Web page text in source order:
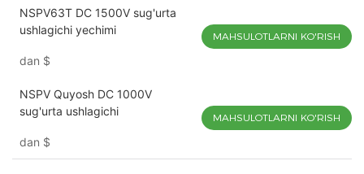
NSPV63T DC 1500V sug'urta
ushlagichi yechimi
dan $
MAHSULOTLARNI KO'RISH
NSPV Quyosh DC 1000V
sug'urta ushlagichi
dan $
MAHSULOTLARNI KO'RISH